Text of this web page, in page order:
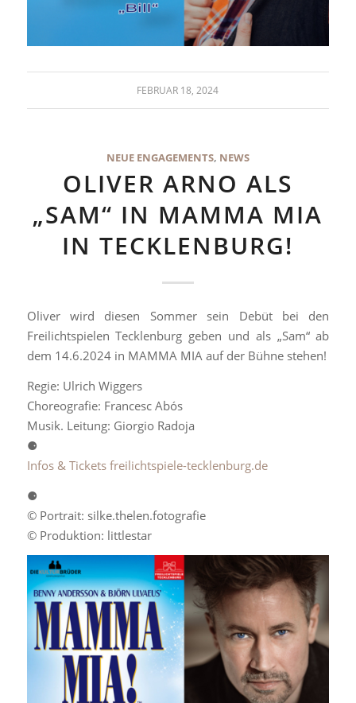
FEBRUAR 18, 2024
NEUE ENGAGEMENTS, NEWS
OLIVER ARNO ALS
„SAM“ IN MAMMA MIA
IN TECKLENBURG!
Oliver wird diesen Sommer sein Debüt bei den
Freilichtspielen Tecklenburg geben und als „Sam“ ab
dem 14.6.2024 in MAMMA MIA auf der Bühne stehen!
Regie: Ulrich Wiggers
Choreografie: Francesc Abós
Musik. Leitung: Giorgio Radoja
⚈
Infos & Tickets freilichtspiele-tecklenburg.de
⚈
© Portrait: silke.thelen.fotografie
© Produktion: littlestar